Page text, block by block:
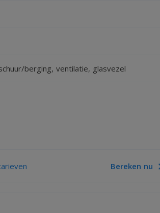
berging, ventilatie, glasvezel
Bereken nu